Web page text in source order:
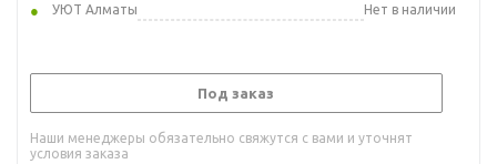
УЮТ Алматы
Нет в наличии
Под заказ
Наши менеджеры обязательно свяжутся с вами и уточнят
условия заказа